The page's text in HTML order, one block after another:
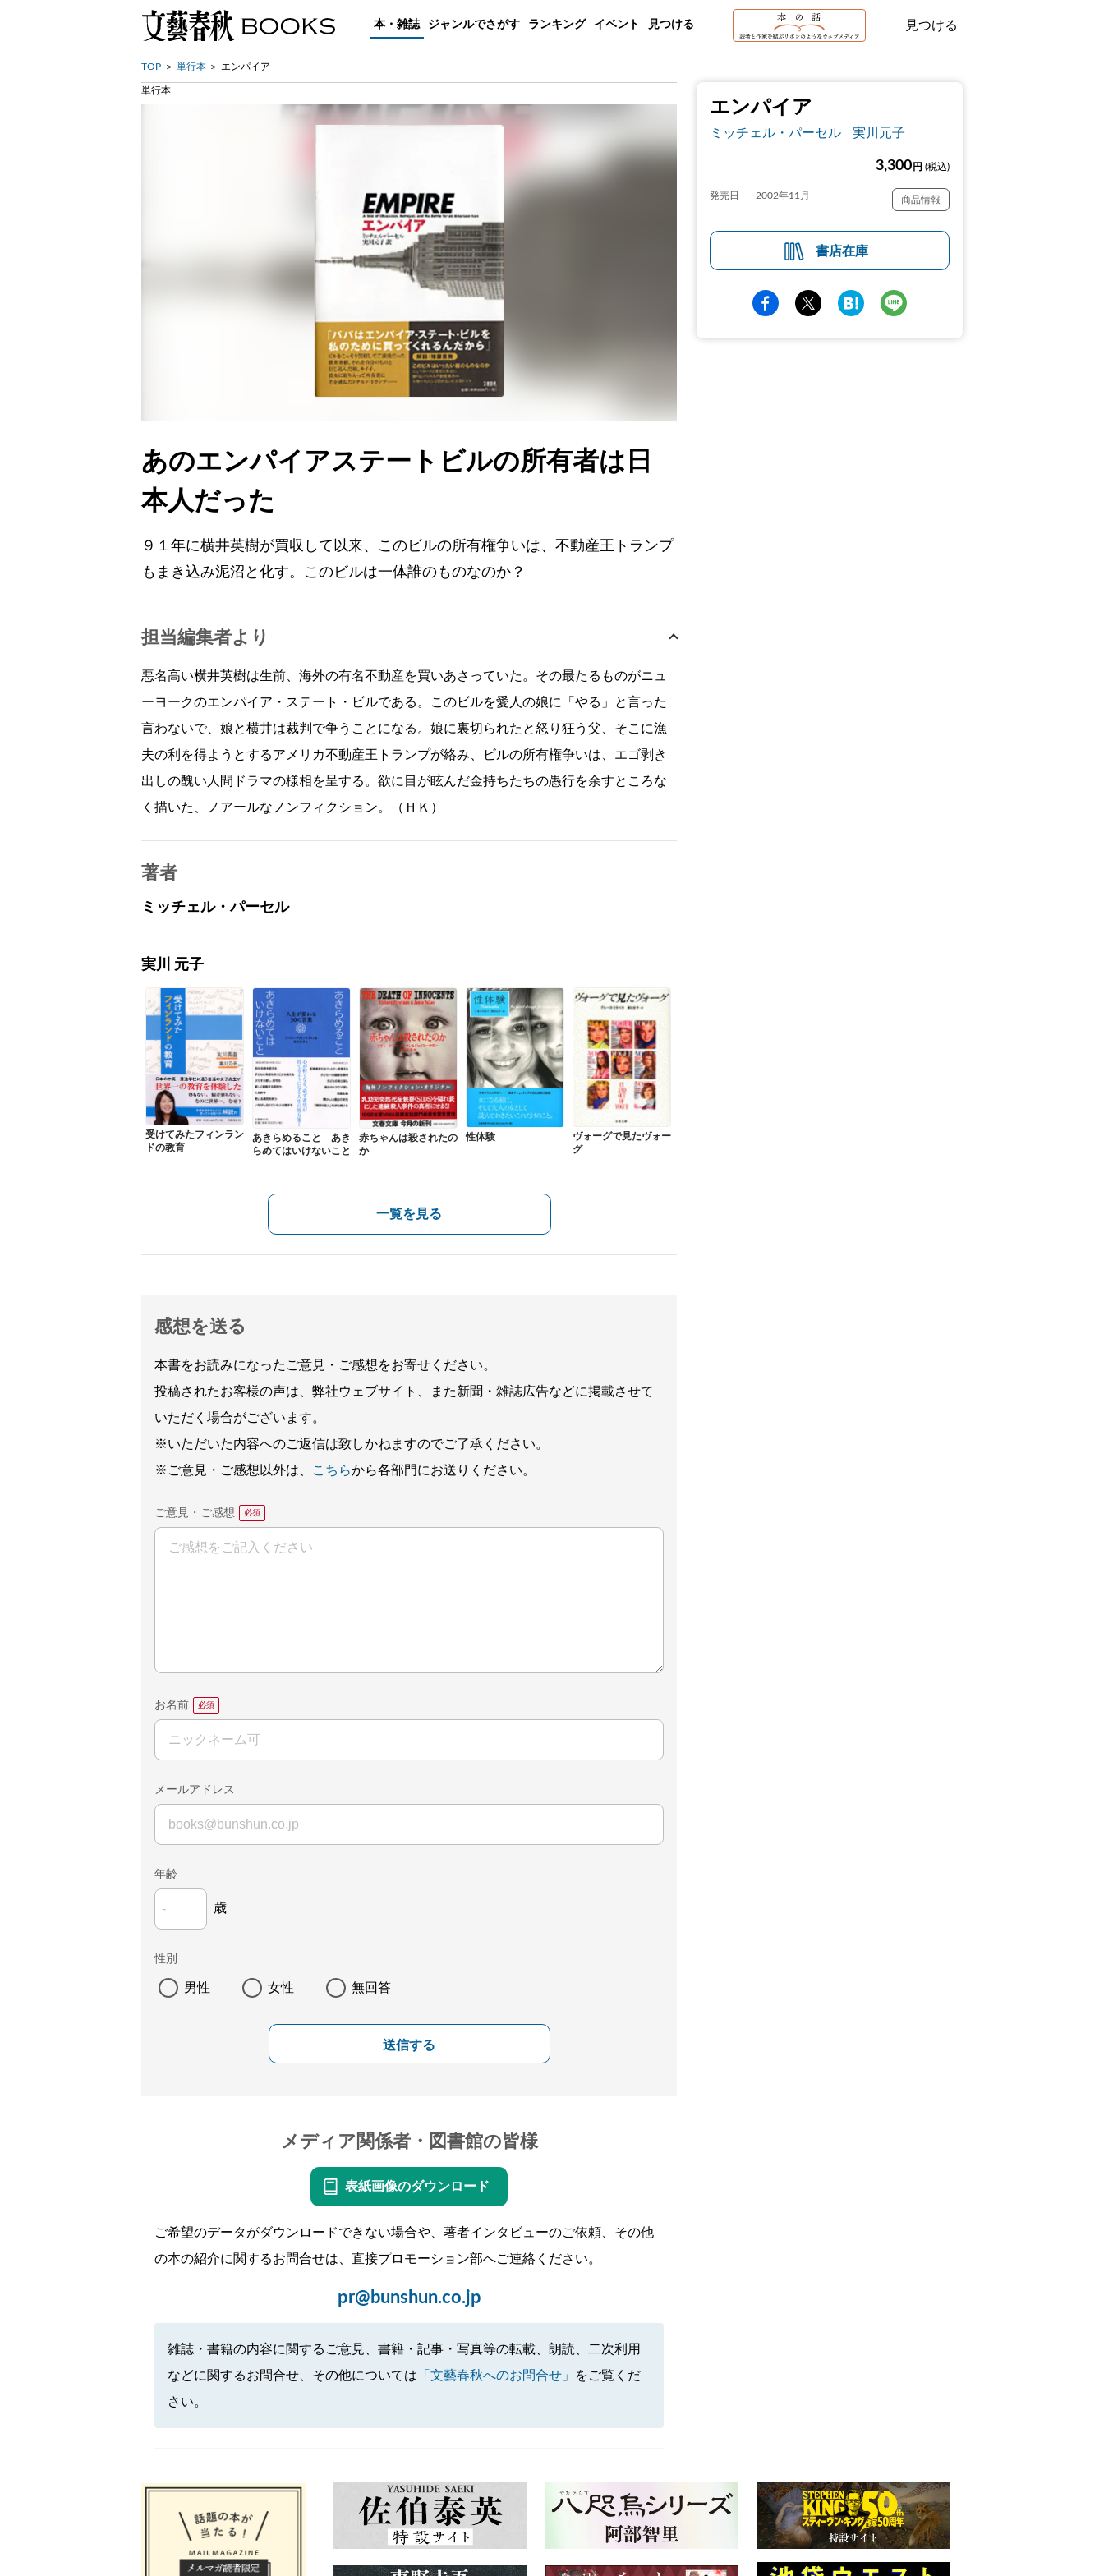
本・雑誌 ジャンルでさがす ランキング イベント 見つける 見つける
TOP 単行本 エンパイア
エンパイア
ミッチェル・パーセル 実川元子
3,300 円 (税込)
発売日 2002年11月 商品情報
書店在庫
単行本
あのエンパイアステートビルの所有者は日
本人だった
９１年に横井英樹が買収して以来、このビルの所有権争いは、不動産王トランプ
もまき込み泥沼と化す。このビルは一体誰のものなのか？
担当編集者より
悪名高い横井英樹は生前、海外の有名不動産を買いあさっていた。その最たるものがニュ
ーヨークのエンパイア・ステート・ビルである。このビルを愛人の娘に「やる」と言った
言わないで、娘と横井は裁判で争うことになる。娘に裏切られたと怒り狂う父、そこに漁
夫の利を得ようとするアメリカ不動産王トランプが絡み、ビルの所有権争いは、エゴ剥き
出しの醜い人間ドラマの様相を呈する。欲に目が眩んだ金持ちたちの愚行を余すところな
く描いた、ノアールなノンフィクション。（ＨＫ）
著者
ミッチェル・パーセル
実川 元子
受けてみたフィンラン
ドの教育
あきらめること あき
らめてはいけないこと
赤ちゃんは殺されたの
か
性体験
ヴォーグで見たヴォー
グ
一覧を見る
感想を送る
本書をお読みになったご意見・ご感想をお寄せください。
投稿されたお客様の声は、弊社ウェブサイト、また新聞・雑誌広告などに掲載させて
いただく場合がございます。
※いただいた内容へのご返信は致しかねますのでご了承ください。
※ご意見・ご感想以外は、
こちらから各部門にお送りください。
ご意見・ご感想
お名前
メールアドレス
年齢
歳
性別
男性 女性 無回答
送信する
メディア関係者・図書館の皆様
表紙画像のダウンロード
ご希望のデータがダウンロードできない場合や、著者インタビューのご依頼、その他
の本の紹介に関するお問合せは、直接プロモーション部へご連絡ください。
pr@bunshun.co.jp
雑誌・書籍の内容に関するご意見、書籍・記事・写真等の転載、朗読、二次利用
などに関するお問合せ、その他については 「文藝春秋へのお問合せ」
をご覧くだ
さい。